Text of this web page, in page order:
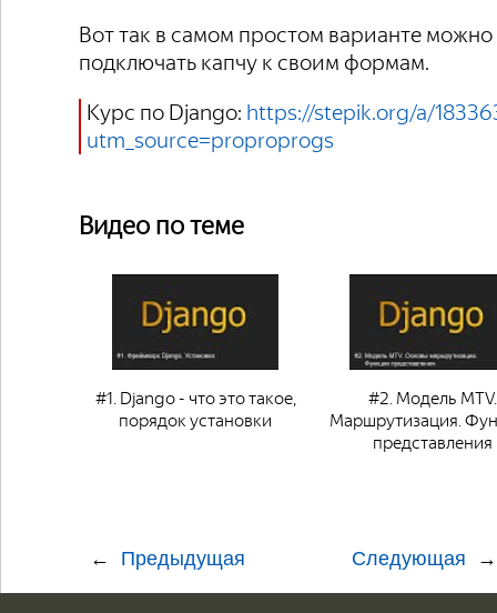
Вот так в самом простом варианте можно
подключать капчу к своим формам.
Курс по Django: https://stepik.org/a/
utm_source=proproprogs
Видео по теме
#1. Django - что это такое,
порядок установки
#2. Модель MTV.
Маршрутизация.
представления
Предыдущая Следующая